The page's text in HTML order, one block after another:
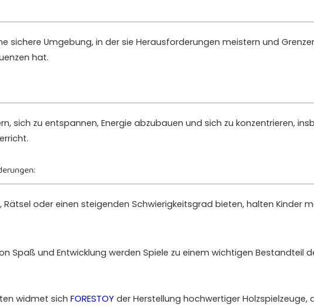
sichere Umgebung, in der sie Herausforderungen meistern und
hat.
sich zu entspannen, Energie abzubauen und sich zu konzentrieren,
Rätsel oder einen steigenden Schwierigkeitsgrad bieten, halten Kinder
Spaß und Entwicklung werden Spiele zu einem wichtigen Bestandteil
widmet sich FORESTOYder Herstellung hochwertiger Holzspielzeuge,